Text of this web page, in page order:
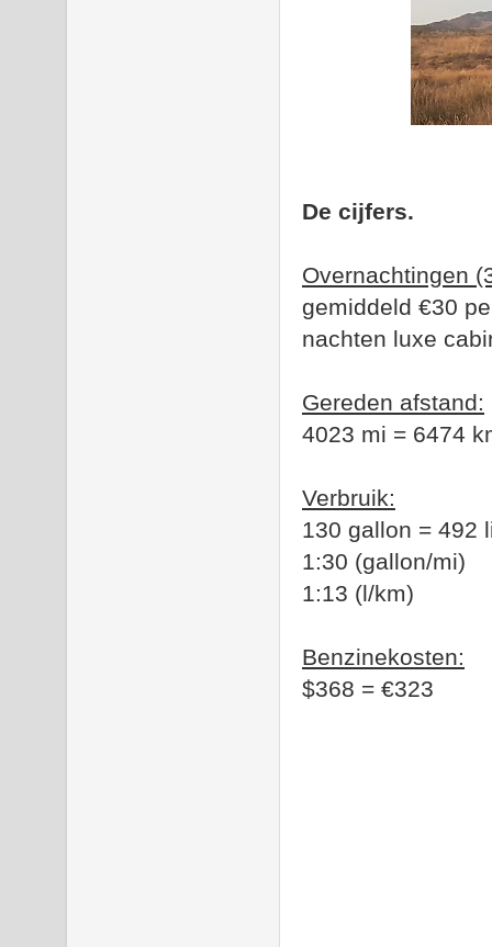
De cijfers.
Overnachtingen
gemiddeld €30
nachten luxe
Gereden afstand:
4023 mi = 6474
Verbruik:
130 gallon = 492
1:30 (gallon/mi)
1:13 (l/km)
Benzinekosten:
$368 = €323